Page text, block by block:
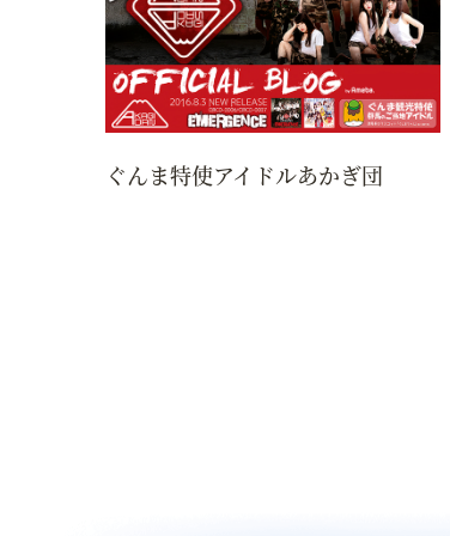
ぐんま特使アイドルあかぎ団